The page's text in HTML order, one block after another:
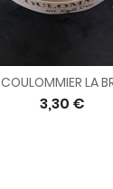
COULOMMIER LA
3,30 €